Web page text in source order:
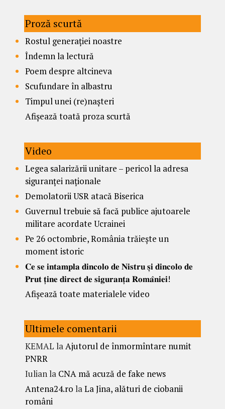
Proză scurtă
Rostul generației noastre
Îndemn la lectură
Poem despre altcineva
Scufundare în albastru
Timpul unei (re)nașteri
Afișează toată proza scurtă
Video
Legea salarizării unitare – pericol la adresa
siguranței naționale
Demolatorii USR atacă Biserica
Guvernul trebuie să facă publice ajutoarele
militare acordate Ucrainei
Pe 26 octombrie, România trăiește un
moment istoric
𝐂𝐞 𝐬𝐞 𝐢𝐧𝐭𝐚𝐦𝐩𝐥𝐚 𝐝𝐢𝐧𝐜𝐨𝐥𝐨 𝐝𝐞 𝐍𝐢𝐬𝐭𝐫𝐮 𝐬̦𝐢 𝐝𝐢𝐧𝐜𝐨𝐥𝐨 𝐝𝐞
𝐏𝐫𝐮𝐭 𝐭̦𝐢𝐧𝐞 𝐝𝐢𝐫𝐞𝐜𝐭 𝐝𝐞 𝐬𝐢𝐠𝐮𝐫𝐚𝐧𝐭̦𝐚 𝐑𝐨𝐦𝐚̂𝐧𝐢𝐞𝐢!
Afișează toate materialele video
Ultimele comentarii
KEMAL laAjutorul de înmormîntare numit
PNRR
Iulianla CNA mă acuză de fake news
Antena24.ro laLa Jina, alături de ciobanii
români